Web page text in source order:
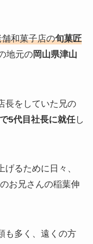
舗和菓子店の旬菓匠
地元の岡山県津山
長をしていた兄の
5代目社長に就任し
るために日々、
お兄さんの稲葉伸
も多く、遠くの方